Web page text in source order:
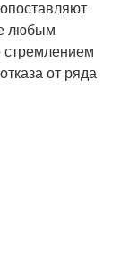
любым
стремлением
от ряда